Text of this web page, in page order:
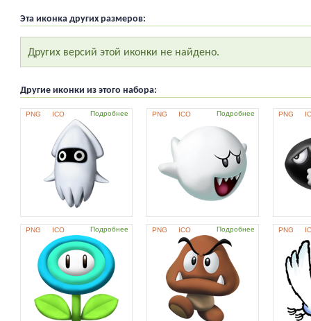
Эта иконка других размеров:
Других версий этой иконки не найдено.
Другие иконки из этого набора:
PNG ICO Подробнее PNG ICO Подробнее PNG
PNG ICO Подробнее PNG ICO Подробнее PNG